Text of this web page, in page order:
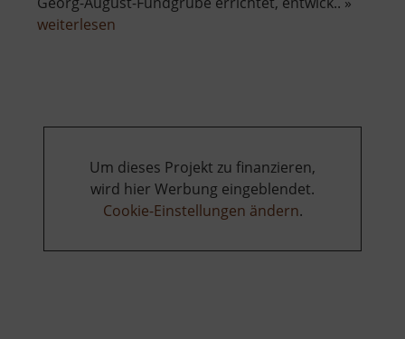
weiterlesen
Um dieses Projekt zu finanzieren,
wird hier Werbung eingeblendet.
Cookie-Einstellungen ändern.